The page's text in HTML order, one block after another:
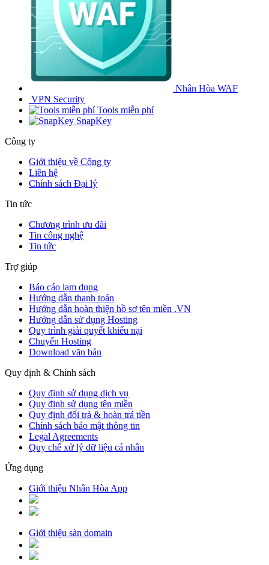
Nhân Hòa WAF
VPN Security
Tools miễn phí
SnapKey
Công ty
Giới thiệu về Công ty
Liên hệ
Chính sách Đại lý
Tin tức
Chương trình ưu đãi
Tin công nghệ
Tin tức
Trợ giúp
Báo cáo lạm dụng
Hướng dẫn thanh toán
Hướng dẫn hoàn thiện hồ sơ tên miền .VN
Hướng dẫn sử dụng Hosting
Quy trình giải quyết khiếu nại
Chuyển Hosting
Download văn bản
Quy định & Chính sách
Quy định sử dụng dịch vụ
Quy định sử dụng tên miền
Quy định đổi trả & hoàn trả tiền
Chính sách bảo mật thông tin
Legal Agreements
Quy chế xử lý dữ liệu cá nhân
Ứng dụng
Giới thiệu Nhân Hòa App
Giới thiệu sàn domain